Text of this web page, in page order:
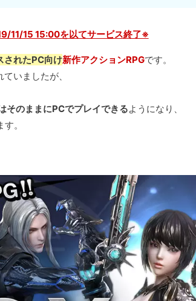
11/15 15:00を以てサービス終了※
れたPC向け新作アクションRPGです。
いましたが、
そのままにPCでプレイできるようになり、
す。